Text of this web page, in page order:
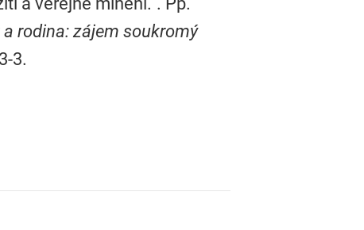
a rodina: zájem soukromý
3.